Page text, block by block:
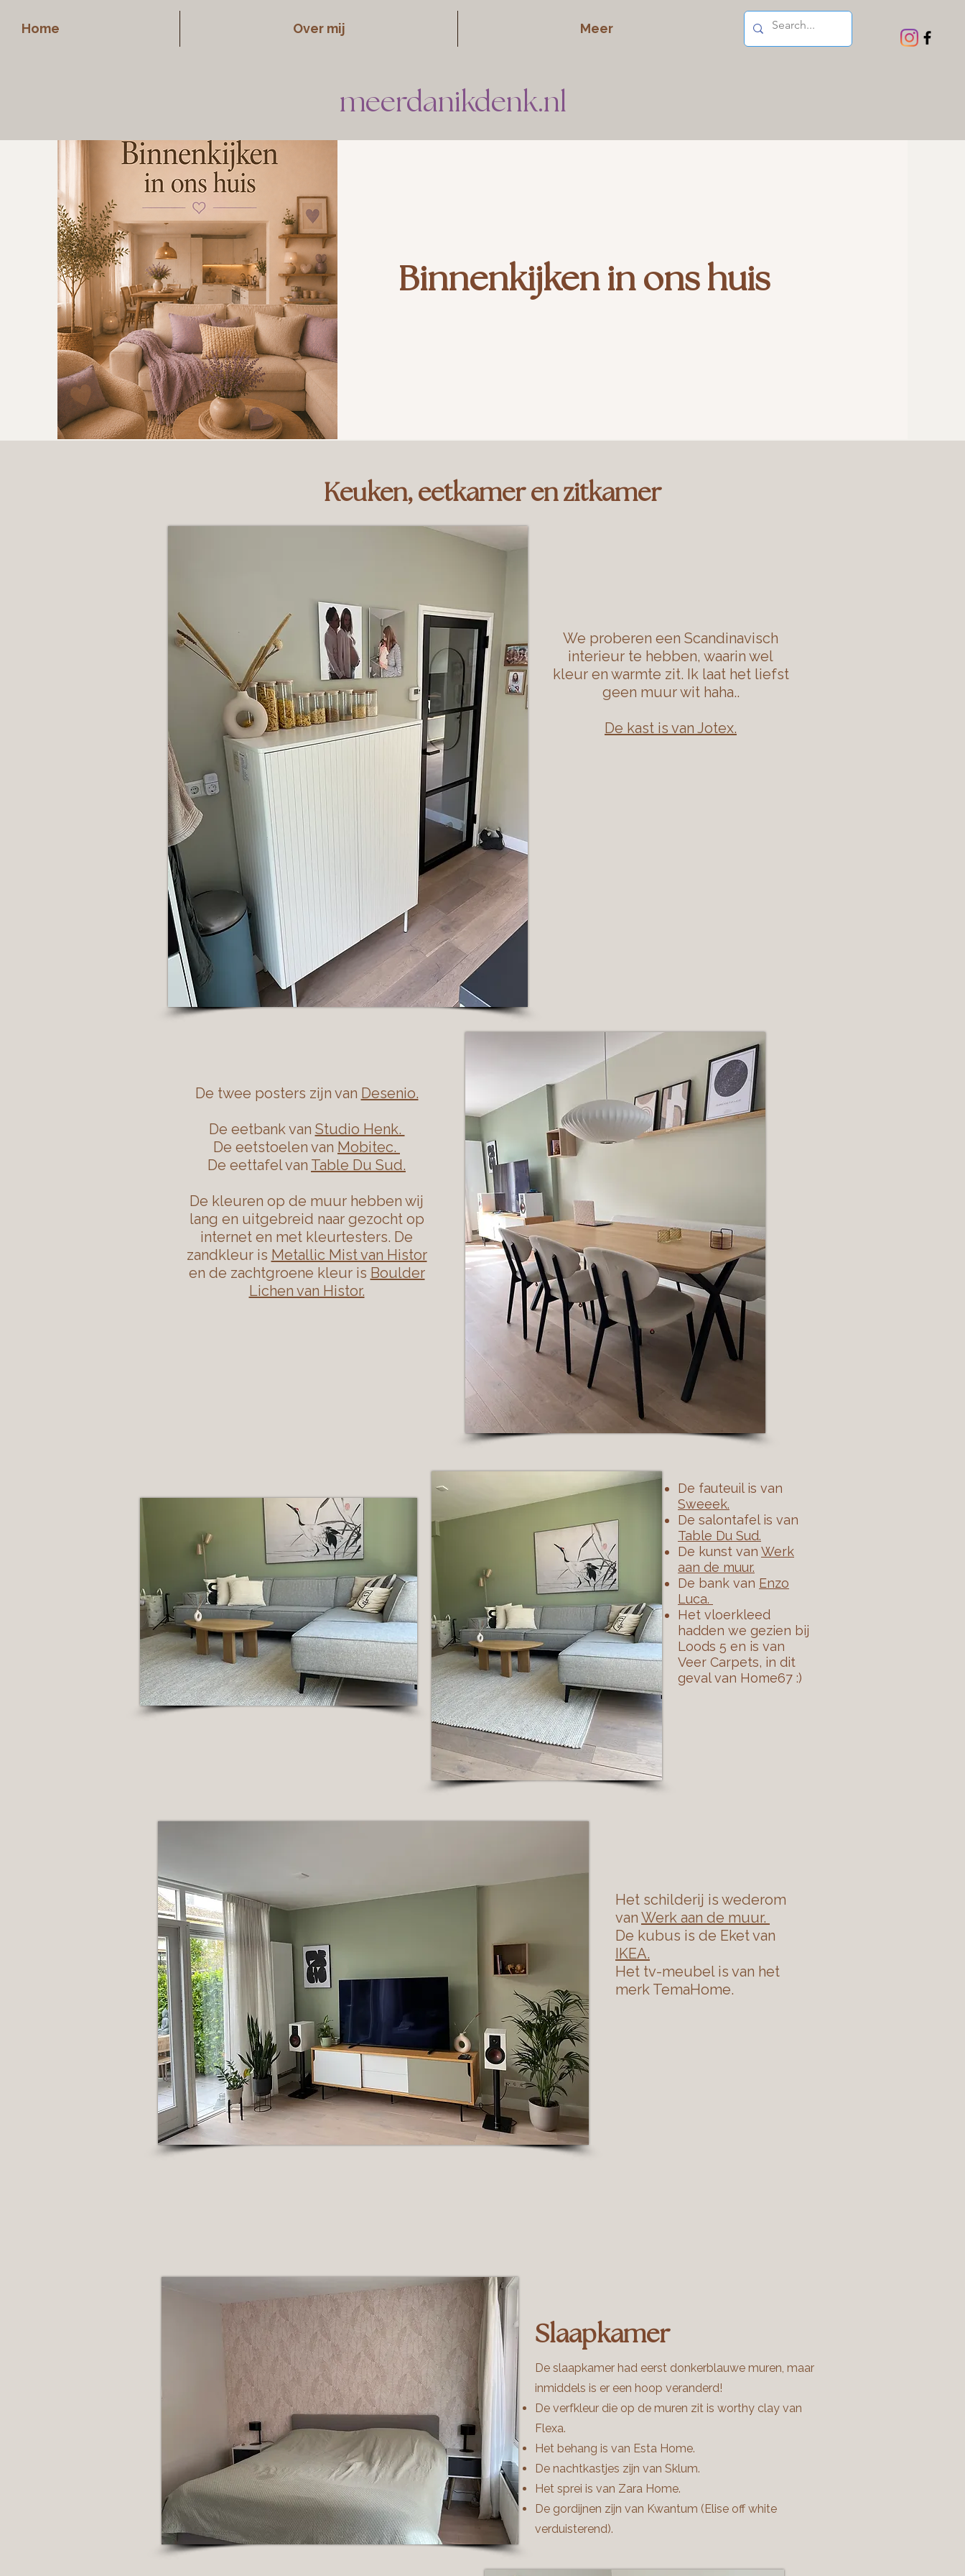
Home Over mij Meer
meerdanikdenk.nl
Binnenkijken in ons huis
Keuken, eetkamer en zitkamer
We proberen een Scandinavisch
interieur te hebben, waarin wel
kleur en warmte zit. Ik laat het liefst
geen muur wit haha..
De kast is van Jotex.
De twee posters zijn van Desenio.
De eetbank van Studio Henk.
De eetstoelen van Mobitec.
De eettafel van Table Du Sud.
De kleuren op de muur hebben wij
lang en uitgebreid naar gezocht op
internet en met kleurtesters. De
zandkleur is Metallic Mist van Histor
en de zachtgroene kleur is Boulder
Lichen van Histor.
De fauteuil is van
Sweeek.
De salontafel is van
Table Du Sud.
De kunst van Werk
aan de muur.
De bank van Enzo
Luca.
Het vloerkleed
hadden we gezien bij
Loods 5 en is van
Veer Carpets, in dit
geval van Home67 :)
Het schilderij is wederom
van Werk aan de muur.
De kubus is de Eket van
IKEA.
Het tv-meubel is van het
merk TemaHome.
Slaapkamer
De slaapkamer had eerst donkerblauwe muren, maar
inmiddels is er een hoop veranderd!
De verfkleur die op de muren zit is worthy clay van
Flexa.
Het behang is van Esta Home.
De nachtkastjes zijn van Sklum.
Het sprei is van Zara Home.
De gordijnen zijn van Kwantum (Elise off white
verduisterend).